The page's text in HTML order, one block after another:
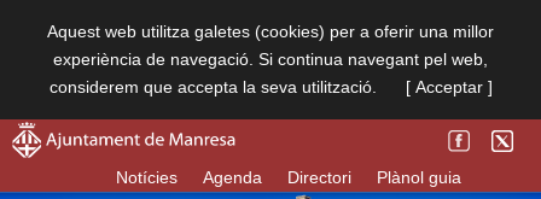
Aquest web utilitza galetes (cookies) per a oferir una millor
experiència de navegació. Si continua navegant pel web,
considerem que accepta la seva utilització.
[ Acceptar ]
Notícies Agenda Directori Plànol guia